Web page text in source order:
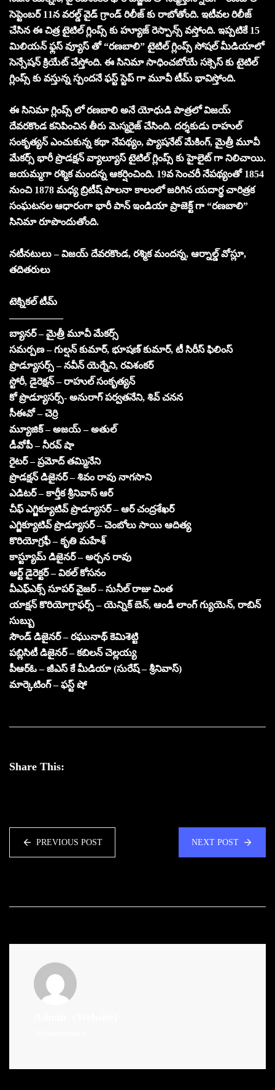
సెప్టెంబర్ 11న వరల్డ్ వైడ్ గ్రాండ్ రిలీజ్ కు రాబోతోంది. ఇటీవల రిలీజ్
చేసిన ఈ చిత్ర టైటిల్ గ్లింప్స్ కు హ్యూజ్ రెస్పాన్స్ వస్తోంది. ఇప్పటికే 15
మిలియన్ ఫ్లస్ వ్యూస్ తో “రణబాలి” టైటిల్ గ్లింప్స్ సోషల్ మీడియాలో
సెన్సేషన్ క్రియేట్ చేస్తోంది. ఈ సినిమా సాధించబోయే సక్సెస్ కు టైటిల్
గ్లింప్స్ కు వస్తున్న స్పందనే ఫస్ట్ స్టెప్ గా మూవీ టీమ్ భావిస్తోంది.
ఈ సినిమా గ్లింప్స్ లో రణబాలి అనే యోధుడి పాత్రలో విజయ్
దేవరకొండ కనిపించిన తీరు మెస్మరైజ్ చేసింది. దర్శకుడు రాహుల్
సంకృత్యన్ ఎంచుకున్న కథా నేపథ్యం, ప్యాషనేట్ మేకింగ్, మైత్రీ మూవీ
మేకర్స్ భారీ ప్రొడక్షన్ వ్యాల్యూస్ టైటిల్ గ్లింప్స్ కు హైలైట్ గా నిలిచాయి.
జయమ్మగా రశ్మిక మందన్న ఆకర్షించింది. 19వ సెంచరీ నేపథ్యంతో 1854
నుంచి 1878 మధ్య బ్రిటీష్ పాలనా కాలంలో జరిగిన యదార్థ చారిత్రక
సంఘటనల ఆధారంగా భారీ పాన్ ఇండియా ప్రాజెక్ట్ గా “రణబాలి”
సినిమా రూపొందుతోంది.
నటీనటులు – విజయ్ దేవరకొండ, రశ్మిక మందన్న, ఆర్నాల్డ్ వోస్లూ,
తదితరులు
టెక్నికల్ టీమ్
—————–
బ్యానర్ – మైత్రీ మూవీ మేకర్స్
సమర్పణ – గుల్షన్ కుమార్, భూషణ్ కుమార్, టీ సిరీస్ ఫిలింస్
ప్రొడ్యూసర్స్ – నవీన్ యెర్నేని, రవిశంకర్
స్టోరీ, డైరెక్షన్ – రాహుల్ సంకృత్యన్
కో ప్రొడ్యూసర్స్- అనురాగ్ పర్వతనేని, శివ్ చనన
సీఈవో – చెర్రి
మ్యూజిక్ – అజయ్ – అతుల్
డీవోపీ – నీరవ్ షా
రైటర్ – ప్రమోద్ తమ్మినేని
ప్రొడక్షన్ డిజైనర్ – శివం రావు నాగసాని
ఎడిటర్ – కార్తీక శ్రీనివాస్ ఆర్
చీఫ్ ఎగ్జిక్యూటివ్ ప్రొడ్యూసర్ – ఆర్ చంద్రశేఖర్
ఎగ్జిక్యూటివ్ ప్రొడ్యూసర్ – చెంబోలు సాయి ఆదిత్య
కొరియోగ్రఫీ – కృతి మహేశ్
కాస్ట్యూమ్ డిజైనర్ – అర్చన రావు
ఆర్ట్ డైరెక్టర్ – విఠల్ కోసనం
వీఎఫ్ఎక్స్ సూపర్ వైజర్ – సునీల్ రాజు చింత
యాక్షన్ కొరియోగ్రాఫర్స్ – యెన్నిక్ బెన్, ఆండీ లాంగ్ గ్యుయెన్, రాబిన్
సుబ్బు
సౌండ్ డిజైనర్ – రఘునాథ్ కెమిశెట్టి
పబ్లిసిటీ డిజైనర్ – కబిలన్ చెల్లయ్య
పీఆర్ఓ – జీఎస్ కే మీడియా (సురేష్ – శ్రీనివాస్)
మార్కెటింగ్ – ఫస్ట్ షో
Share This:
PREVIOUS POST NEXT POST